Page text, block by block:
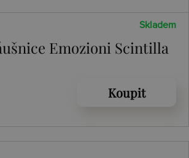
Skladem
Emozioni Scintilla
Koupit